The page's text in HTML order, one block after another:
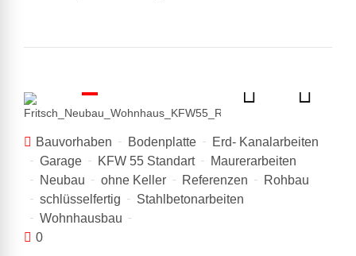
Bauvorhaben Bodenplatte
Erd- Kanalarbeiten
Garage
KFW 55 Standart
Maurerarbeiten
Neubau
ohne Keller Referenzen
Rohbau
schlüsselfertig
Stahlbetonarbeiten
Wohnhausbau
0